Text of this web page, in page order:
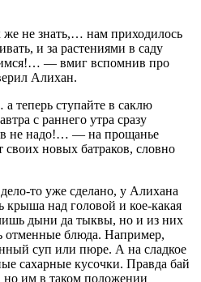
не знать,… нам приходилось
и за растениями в саду
— вмиг вспомнив про
Алихан.
теперь ступайте в саклю
с раннего утра сразу
не надо!… — на прощанье
своих новых батраков, словно
то уже сделано, у Алихана
крыша над головой и кое-какая
дыни да тыквы, но и из них
отменные блюда. Например,
суп или пюре. А на сладкое
сахарные кусочки. Правда бай
но им в таком положении